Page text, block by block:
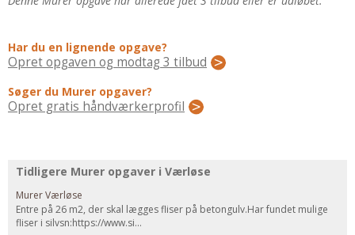
ELEKTRIKER
Regler Og Love
Udskiftning Og Montage
Om Materialer
Reparation Og Vedligehold
Varme Og Energi
Har du en lignende opgave?
Opret opgaven og modtag 3 tilbud
Søger du Murer opgaver?
Opret gratis håndværkerprofil
Tidligere Murer opgaver i Værløse
Murer Værløse
Entre på 26 m2, der skal lægges fliser på betongulv.Har fundet mulige
fliser i silvsn:https://www.si...